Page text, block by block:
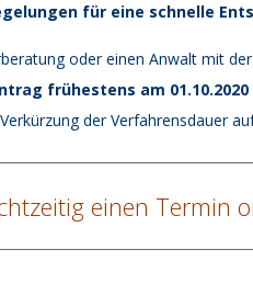
für eine schnelle
oder einen Anwalt mit
frühestens am
der Verfahrensdauer
einen Termin